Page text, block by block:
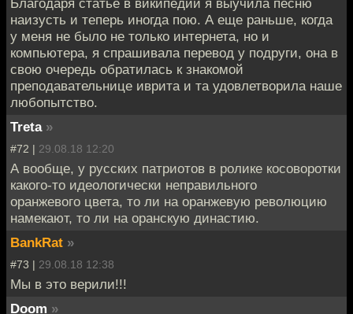
наизусть и теперь иногда пою. А еще раньше, когда
у меня не было не только интернета, но и
компьютера, я спрашивала перевод у подруги, она в
свою очередь обратилась к знакомой
преподавательнице иврита и та удовлетворила наше
любопытство.
Treta »
#72 | 29.08.18 12:20
А вообще, у русских патриотов в ролике косоворотки
какого-то идеологически неправильного
оранжевого цвета, то ли на оранжевую революцию
намекают, то ли на оранскую династию.
BankRat »
#73 | 29.08.18 12:38
Мы в это верили!!!
Doom »